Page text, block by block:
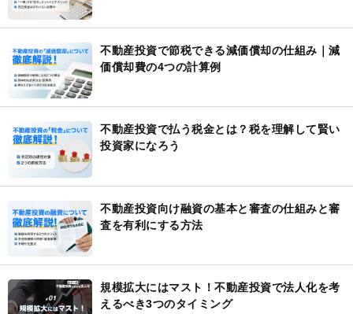
不動産投資で節税できる減価償却の仕組み｜減
価償却費の4つの計算例
不動産投資で払う税金とは？税を理解して賢い
投資家になろう
不動産投資向け融資の基本と審査の仕組みと審
査を有利にする方法
規模拡大にはマスト！不動産投資で法人化を考
えるべき3つのタイミング